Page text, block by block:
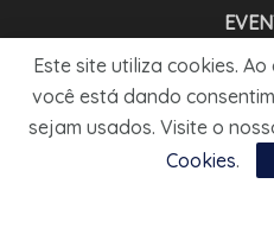
Este site utiliza cookies.
você está dando
sejam usados. Visite o
Cookies.